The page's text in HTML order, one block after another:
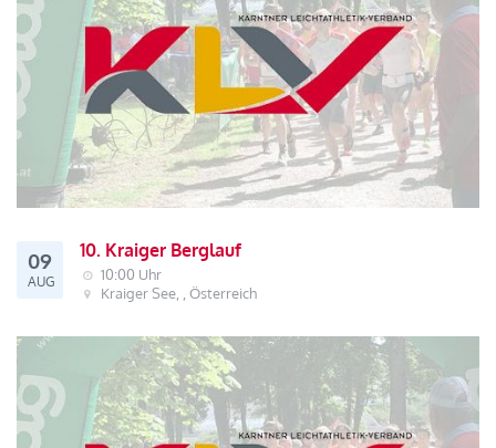
09
AUG
10. Kraiger Berglauf
10:00 Uhr
Kraiger See, , Österreich